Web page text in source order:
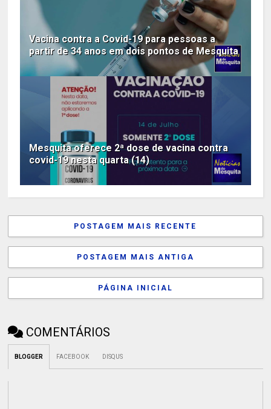
Vacina contra a Covid-19 para pessoas a
partir de 34 anos em dois pontos de Mesquita
Mesquita oferece 2ª dose de vacina contra
covid-19 nesta quarta (14)
POSTAGEM MAIS RECENTE
POSTAGEM MAIS ANTIGA
PÁGINA INICIAL
COMENTÁRIOS
BLOGGER FACEBOOK DISQUS